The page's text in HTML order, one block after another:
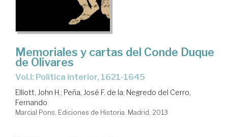
Memoriales y cartas del Conde Duque
de Olivares
Vol.I: Política interior, 1621-1645
Elliott, John H.; Peña, José F. de la; Negredo del Cerro,
Fernando
Marcial Pons, Ediciones de Historia. Madrid, 2013